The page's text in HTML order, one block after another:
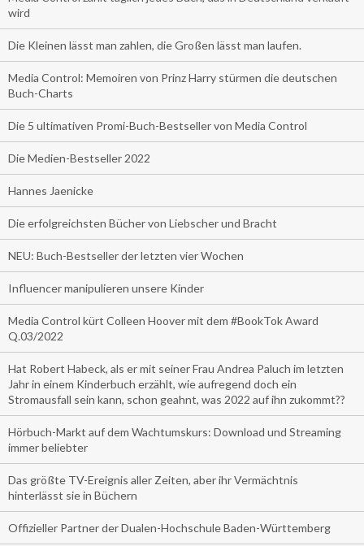
wird
Die Kleinen lässt man zahlen, die Großen lässt man laufen.
Media Control: Memoiren von Prinz Harry stürmen die deutschen
Buch-Charts
Die 5 ultimativen Promi-Buch-Bestseller von Media Control
Die Medien-Bestseller 2022
Hannes Jaenicke
Die erfolgreichsten Bücher von Liebscher und Bracht
NEU: Buch-Bestseller der letzten vier Wochen
Influencer manipulieren unsere Kinder
Media Control kürt Colleen Hoover mit dem #BookTok Award
Q.03/2022
Hat Robert Habeck, als er mit seiner Frau Andrea Paluch im letzten
Jahr in einem Kinderbuch erzählt, wie aufregend doch ein
Stromausfall sein kann, schon geahnt, was 2022 auf ihn zukommt??
Hörbuch-Markt auf dem Wachtumskurs: Download und Streaming
immer beliebter
Das größte TV-Ereignis aller Zeiten, aber ihr Vermächtnis
hinterlässt sie in Büchern
Offizieller Partner der Dualen-Hochschule Baden-Württemberg